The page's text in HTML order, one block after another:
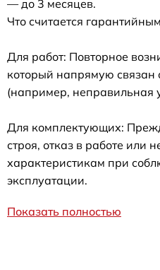
— до 3 месяцев.
Что считается
Для работ: Повторное
который напрямую связан
(например, неправильная
Для комплектующих:
строя, отказ в работе или
характеристикам при
эксплуатации.
Показать полностью